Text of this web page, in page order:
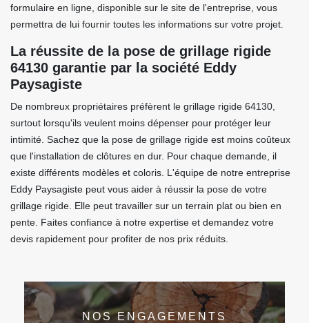
formulaire en ligne, disponible sur le site de l'entreprise, vous
permettra de lui fournir toutes les informations sur votre projet.
La réussite de la pose de grillage rigide
64130 garantie par la société Eddy
Paysagiste
De nombreux propriétaires préfèrent le grillage rigide 64130,
surtout lorsqu'ils veulent moins dépenser pour protéger leur
intimité. Sachez que la pose de grillage rigide est moins coûteux
que l'installation de clôtures en dur. Pour chaque demande, il
existe différents modèles et coloris. L'équipe de notre entreprise
Eddy Paysagiste peut vous aider à réussir la pose de votre
grillage rigide. Elle peut travailler sur un terrain plat ou bien en
pente. Faites confiance à notre expertise et demandez votre
devis rapidement pour profiter de nos prix réduits.
NOS ENGAGEMENTS